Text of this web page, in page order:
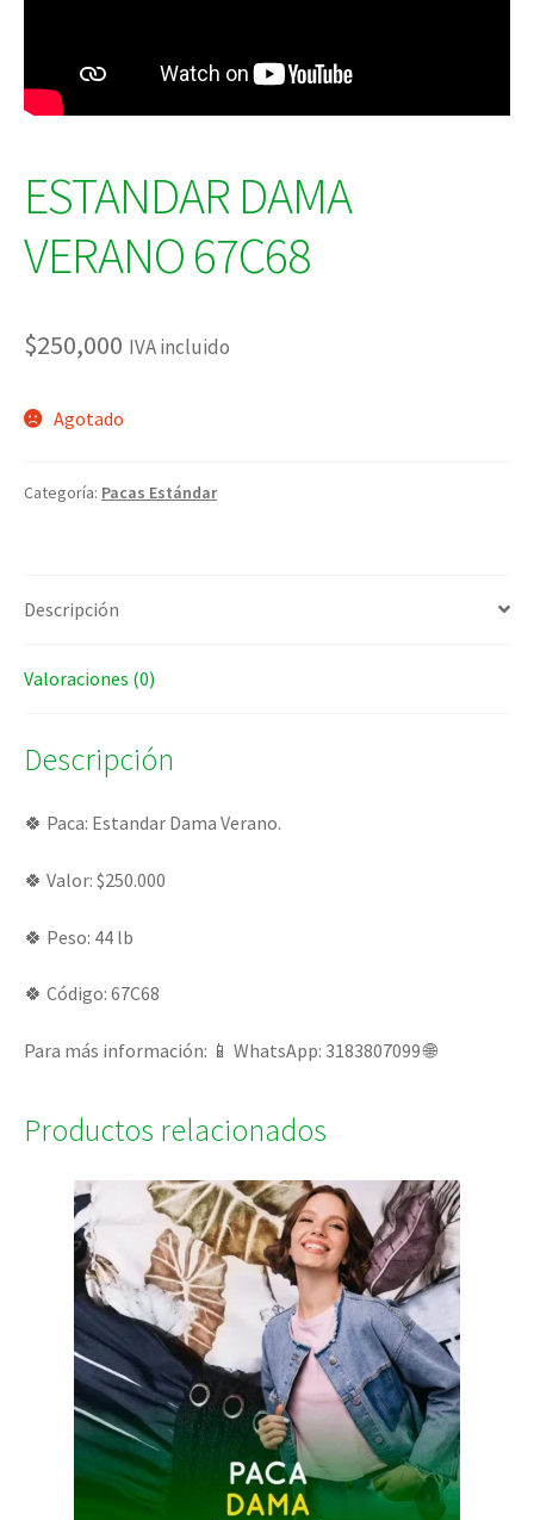
ESTANDAR DAMA
VERANO 67C68
$250,000 IVA incluido
Agotado
Categoría: Pacas Estándar
Descripción
Valoraciones (0)
Descripción
🍀 Paca: Estandar Dama Verano.
🍀 Valor: $250.000
🍀 Peso: 44 lb
🍀 Código: 67C68
Para más información: 📱 WhatsApp: 3183807099 🌐
Productos relacionados